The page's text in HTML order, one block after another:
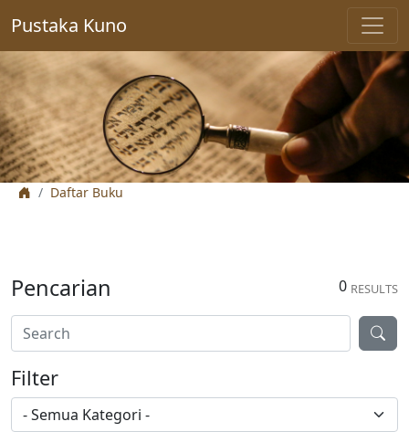
Pustaka Kuno
Daftar Buku
0 RESULTS
Pencarian
Filter